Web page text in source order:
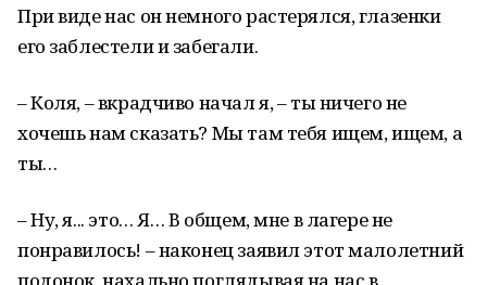
При виде нас он немного растерялся, глазенки
его заблестели и забегали.
– Коля, – вкрадчиво начал я, – ты ничего не
хочешь нам сказать? Мы там тебя ищем, ищем, а
ты…
– Ну, я... это… Я… В общем, мне в лагере не
понравилось! – наконец заявил этот малолетний